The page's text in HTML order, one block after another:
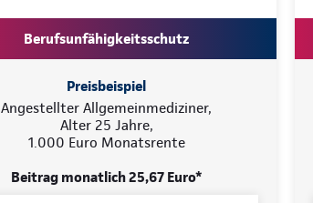
Berufsunfähigkeitsschutz
Preisbeispiel
Angestellter Allgemeinmediziner,
Alter 25 Jahre,
1.000 Euro Monatsrente
Beitrag monatlich 25,67 Euro*